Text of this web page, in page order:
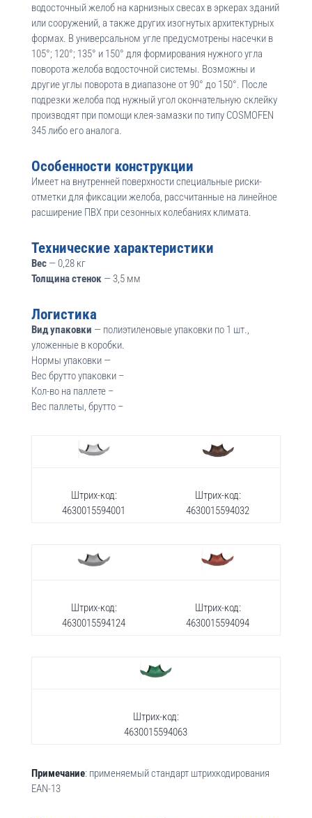
водосточный желоб на карнизных свесах в эркерах зданий
или сооружений, а также других изогнутых архитектурных
формах. В универсальном угле предусмотрены насечки в
105°; 120°; 135° и 150° для формирования нужного угла
поворота желоба водосточной системы. Возможны и
другие углы поворота в диапазоне от 90° до 150°. После
подрезки желоба под нужный угол окончательную склейку
производят при помощи клея-замазки по типу COSMOFEN
345 либо его аналога.
Особенности конструкции
Имеет на внутренней поверхности специальные риски-
отметки для фиксации желоба, рассчитанные на линейное
расширение ПВХ при сезонных колебаниях климата.
Технические характеристики
Вес— 0,28 кг
Толщина стенок— 3,5 мм
Логистика
Вид упаковки — полиэтиленовые упаковки по 1 шт.,
уложенные в коробки.
Нормы упаковки —
Вес брутто упаковки –
Кол-во на паллете –
Вес паллеты, брутто –
Штрих-код:
4630015594001
Штрих-код:
4630015594032
Штрих-код:
4630015594124
Штрих-код:
4630015594094
Штрих-код:
4630015594063
Примечание: применяемый стандарт штрихкодирования
EAN-13